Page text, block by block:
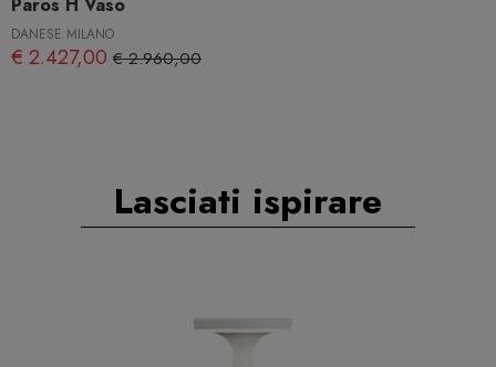
DANESE MILANO
€ 2.427,00 € 2.960,00
Lasciati ispirare